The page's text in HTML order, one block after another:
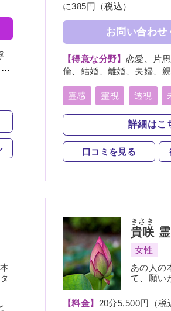
に385円（税込）
お問い合わせ
【得意な分野】 恋愛、片
倫、結婚、離婚、夫婦、
相性、経営、適職、進路
護、健康、金運、仕事、
人、教育、過去、総合運、
霊感 霊視 透視
祈願
人形供養 魂入 魂抜
詳細はこ
口コミを見る
貴咲
きさき
女性
あの人の
て、願い
【料金】 20分5,500円（税